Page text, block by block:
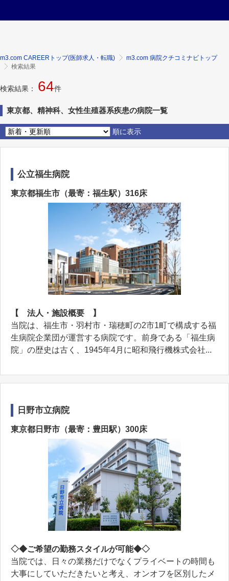
m3.com CAREERトップ(医師求人・転職)
m3.com 病院クチコミナビトップ
検索結果
検索結果： 64件
東京都、精神科、女性生殖器系疾患の病院一覧
順に表示
公立福生病院
東京都福生市（最寄：福生駅）316床
【 法人・施設概要 】
当院は、福生市・羽村市・瑞穂町の2市1町で構成する福
生病院企業団が運営する病院です。前身である「福生病
院」の歴史は古く、1945年4月に昭和飛行機株式会社...
日野市立病院
東京都日野市（最寄：豊田駅）300床
◇◆ご希望の勤務スタイルが可能◆◇
当院では、日々の業務だけでなくプライベートの時間も
⼤事にしていただきたいと考え、オンオフを区別したメ